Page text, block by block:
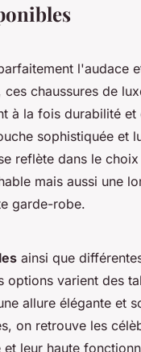
l'audace
ces chaussures de
à la fois durabilité
sophistiquée et
reflète dans le
mais aussi une
garde-robe.
ainsi que
options varient des
allure élégante et
on retrouve les
leur haute